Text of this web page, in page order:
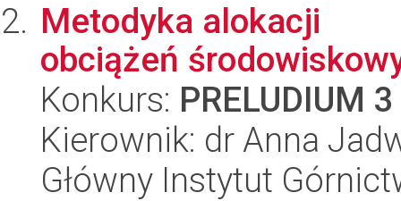
Metodyka alokacji
obciążeń
Konkurs: PRELUDIUM 3
Kierownik: dr Anna
Główny Instytut